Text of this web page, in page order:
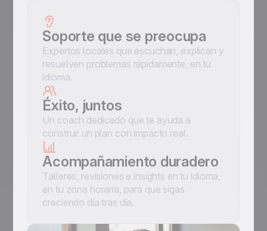
Soporte que se preocupa
Expertos locales que escuchan, explican y
resuelven problemas rápidamente, en tu
idioma.
Éxito, juntos
Un coach dedicado que te ayuda a
construir un plan con impacto real.
Acompañamiento duradero
Talleres, revisiones e insights en tu idioma,
en tu zona horaria, para que sigas
creciendo día tras día.